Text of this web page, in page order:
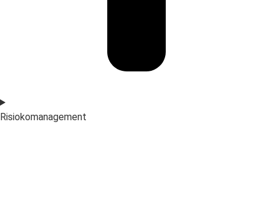
Risiokomanagement